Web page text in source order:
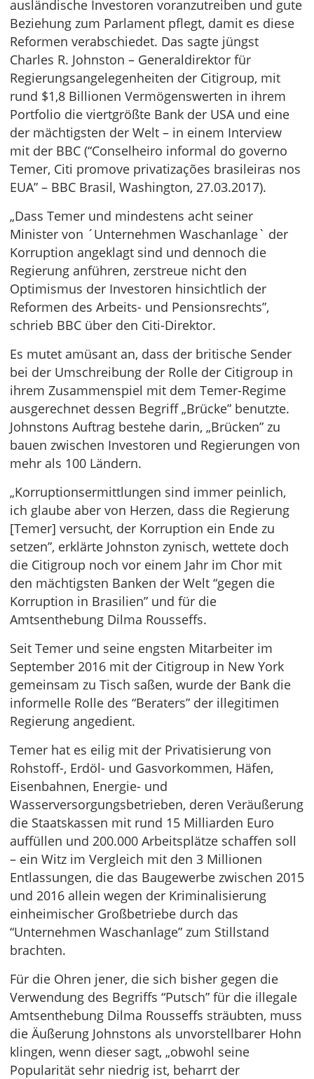
ausländische Investoren voranzutreiben und gute
Beziehung zum Parlament pflegt, damit es diese
Reformen verabschiedet. Das sagte jüngst
Charles R. Johnston – Generaldirektor für
Regierungsangelegenheiten der Citigroup, mit
rund $1,8 Billionen Vermögenswerten in ihrem
Portfolio die viertgrößte Bank der USA und eine
der mächtigsten der Welt – in einem Interview
mit der BBC (“Conselheiro informal do governo
Temer, Citi promove privatizações brasileiras nos
EUA” – BBC Brasil, Washington, 27.03.2017).
„Dass Temer und mindestens acht seiner
Minister von ´Unternehmen Waschanlage` der
Korruption angeklagt sind und dennoch die
Regierung anführen, zerstreue nicht den
Optimismus der Investoren hinsichtlich der
Reformen des Arbeits- und Pensionsrechts”,
schrieb BBC über den Citi-Direktor.
Es mutet amüsant an, dass der britische Sender
bei der Umschreibung der Rolle der Citigroup in
ihrem Zusammenspiel mit dem Temer-Regime
ausgerechnet dessen Begriff „Brücke” benutzte.
Johnstons Auftrag bestehe darin, „Brücken” zu
bauen zwischen Investoren und Regierungen von
mehr als 100 Ländern.
„Korruptionsermittlungen sind immer peinlich,
ich glaube aber von Herzen, dass die Regierung
[Temer] versucht, der Korruption ein Ende zu
setzen”, erklärte Johnston zynisch, wettete doch
die Citigroup noch vor einem Jahr im Chor mit
den mächtigsten Banken der Welt “gegen die
Korruption in Brasilien” und für die
Amtsenthebung Dilma Rousseffs.
Seit Temer und seine engsten Mitarbeiter im
September 2016 mit der Citigroup in New York
gemeinsam zu Tisch saßen, wurde der Bank die
informelle Rolle des “Beraters” der illegitimen
Regierung angedient.
Temer hat es eilig mit der Privatisierung von
Rohstoff-, Erdöl- und Gasvorkommen, Häfen,
Eisenbahnen, Energie- und
Wasserversorgungsbetrieben, deren Veräußerung
die Staatskassen mit rund 15 Milliarden Euro
auffüllen und 200.000 Arbeitsplätze schaffen soll
– ein Witz im Vergleich mit den 3 Millionen
Entlassungen, die das Baugewerbe zwischen 2015
und 2016 allein wegen der Kriminalisierung
einheimischer Großbetriebe durch das
“Unternehmen Waschanlage” zum Stillstand
brachten.
Für die Ohren jener, die sich bisher gegen die
Verwendung des Begriffs “Putsch” für die illegale
Amtsenthebung Dilma Rousseffs sträubten, muss
die Äußerung Johnstons als unvorstellbarer Hohn
klingen, wenn dieser sagt, „obwohl seine
Popularität sehr niedrig ist, beharrt der